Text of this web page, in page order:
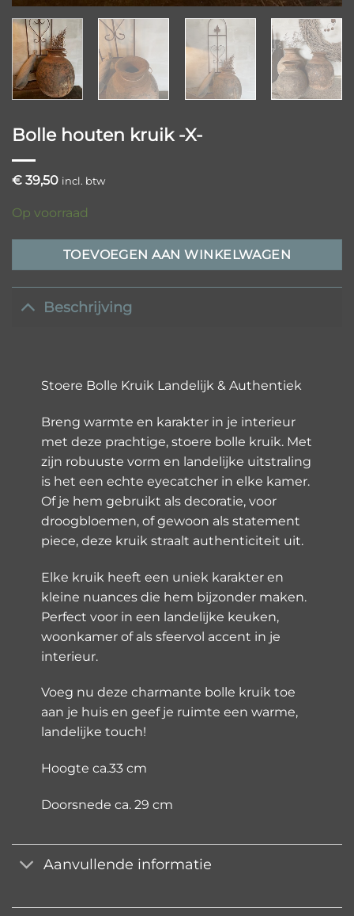
Bolle houten kruik -X-
€ 39,50 incl. btw
Op voorraad
TOEVOEGEN AAN WINKELWAGEN
Beschrijving
Stoere Bolle Kruik Landelijk & Authentiek
Breng warmte en karakter in je interieur
met deze prachtige, stoere bolle kruik. Met
zijn robuuste vorm en landelijke uitstraling
is het een echte eyecatcher in elke kamer.
Of je hem gebruikt als decoratie, voor
droogbloemen, of gewoon als statement
piece, deze kruik straalt authenticiteit uit.
Elke kruik heeft een uniek karakter en
kleine nuances die hem bijzonder maken.
Perfect voor in een landelijke keuken,
woonkamer of als sfeervol accent in je
interieur.
Voeg nu deze charmante bolle kruik toe
aan je huis en geef je ruimte een warme,
landelijke touch!
Hoogte ca.33 cm
Doorsnede ca. 29 cm
Aanvullende informatie